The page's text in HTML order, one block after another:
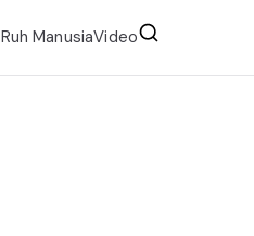
Ruh ManusiaVideo